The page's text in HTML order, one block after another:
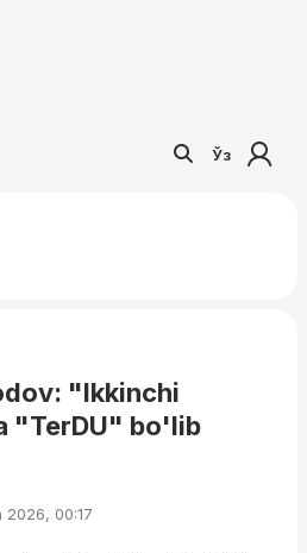
Ўз
"Ikkinchi
"TerDU" bo'lib
2026, 00:17